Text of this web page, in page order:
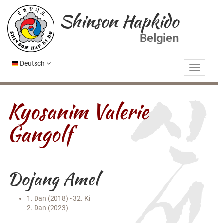
Shinson Hapkido
Belgien
Deutsch
Kyosanim Valerie
Gangolf
Dojang Amel
1. Dan (2018) - 32. Ki
2. Dan (2023)